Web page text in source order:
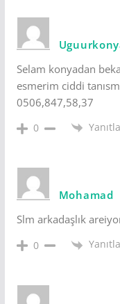
Selam konyadan
esmerim ciddi
0506,847,58,37
0 Yanıtla
Mohamad
Slm arkadaşlık
0 Yanıtla